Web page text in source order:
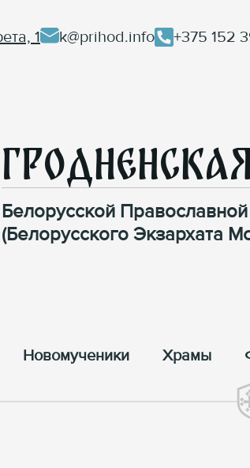
1 k@prihod.info +375 152
Белорусской
(Белорусского Экзархата
Новомученики Храмы